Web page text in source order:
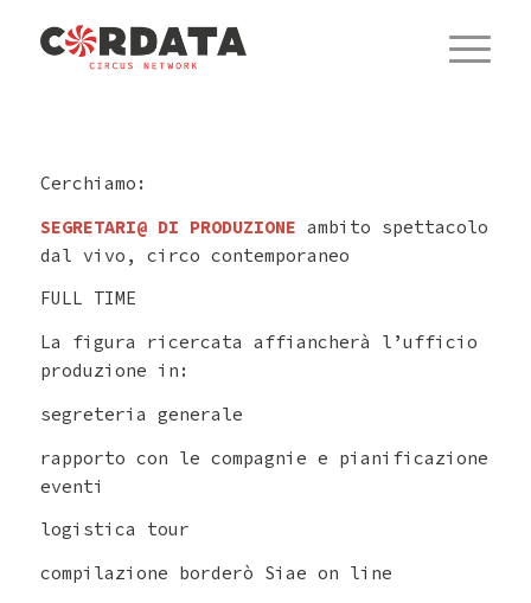
Cerchiamo:
SEGRETARI@ DI PRODUZIONE ambito spettacolo
dal vivo, circo contemporaneo
FULL TIME
La figura ricercata affiancherà l’ufficio
produzione in:
segreteria generale
rapporto con le compagnie e pianificazione
eventi
logistica tour
compilazione borderò Siae on line